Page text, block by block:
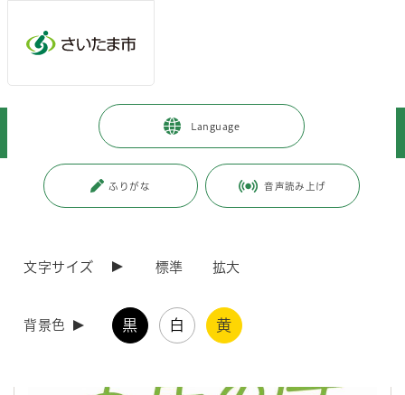
Language
ふりがな 音声読み上げ
文字サイズ 標準 拡大
背景色 黒 白 黄
市政情報 さいたま市プロフィール
>
更新日付：2026年4月30日 / ページ番号：C079621